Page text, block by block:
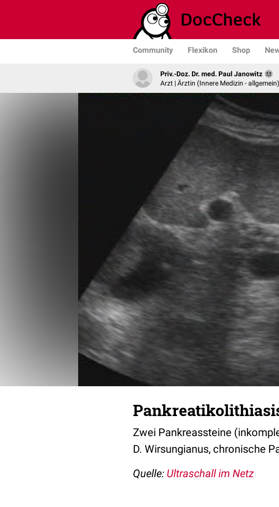
Community Flexikon Shop
Priv.-Doz. Dr. med. Paul Janowitz
Arzt | Ärztin (Innere Medizin - allgemein)
Zwei Pankreassteine
D. Wirsungianus, chronische
Quelle: Ultraschall im Netz